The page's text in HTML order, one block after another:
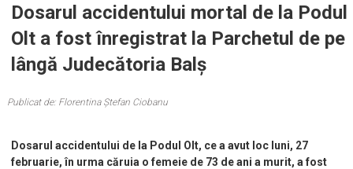
Dosarul accidentului mortal de la Podul
Olt a fost înregistrat la Parchetul de pe
lângă Judecătoria Balș
Publicat de: Florentina Ștefan Ciobanu
Dosarul accidentului de la Podul Olt, ce a avut loc luni, 27
februarie, în urma căruia o femeie de 73 de ani a murit, a fost